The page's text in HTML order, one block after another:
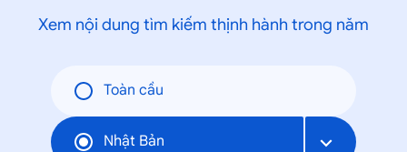
Xem nội dung tìm kiếm thịnh hành trong năm
Toàn cầu
Nhật Bản